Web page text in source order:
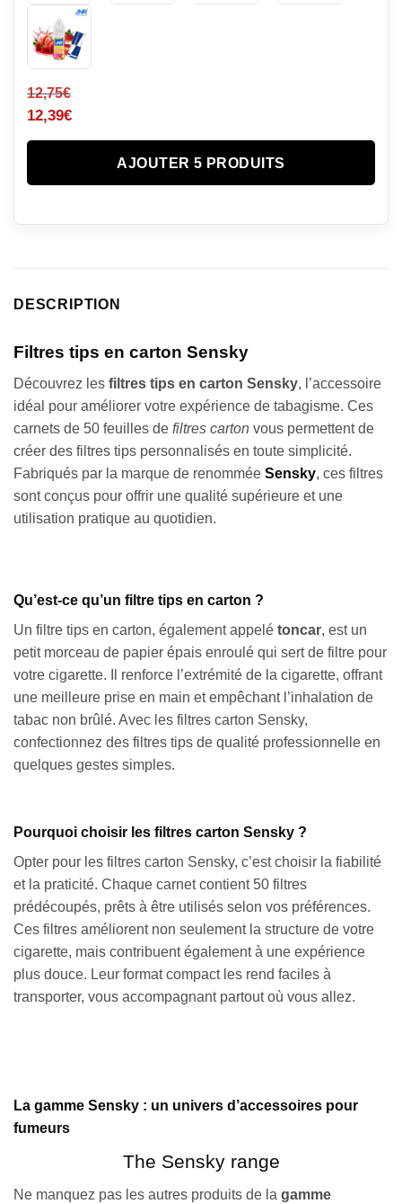
12,75€
12,39€
AJOUTER 5 PRODUITS
DESCRIPTION
Filtres tips en carton Sensky
Découvrez les filtres tips en carton Sensky, l’accessoire
idéal pour améliorer votre expérience de tabagisme. Ces
carnets de 50 feuilles de filtres carton vous permettent de
créer des filtres tips personnalisés en toute simplicité.
Fabriqués par la marque de renommée Sensky, ces filtres
sont conçus pour offrir une qualité supérieure et une
utilisation pratique au quotidien.
Qu’est-ce qu’un filtre tips en carton ?
Un filtre tips en carton, également appelé toncar, est un
petit morceau de papier épais enroulé qui sert de filtre pour
votre cigarette. Il renforce l’extrémité de la cigarette, offrant
une meilleure prise en main et empêchant l’inhalation de
tabac non brûlé. Avec les filtres carton Sensky,
confectionnez des filtres tips de qualité professionnelle en
quelques gestes simples.
Pourquoi choisir les filtres carton Sensky ?
Opter pour les filtres carton Sensky, c’est choisir la fiabilité
et la praticité. Chaque carnet contient 50 filtres
prédécoupés, prêts à être utilisés selon vos préférences.
Ces filtres améliorent non seulement la structure de votre
cigarette, mais contribuent également à une expérience
plus douce. Leur format compact les rend faciles à
transporter, vous accompagnant partout où vous allez.
La gamme Sensky : un univers d’accessoires pour
fumeurs
The Sensky range
Ne manquez pas les autres produits de la gamme